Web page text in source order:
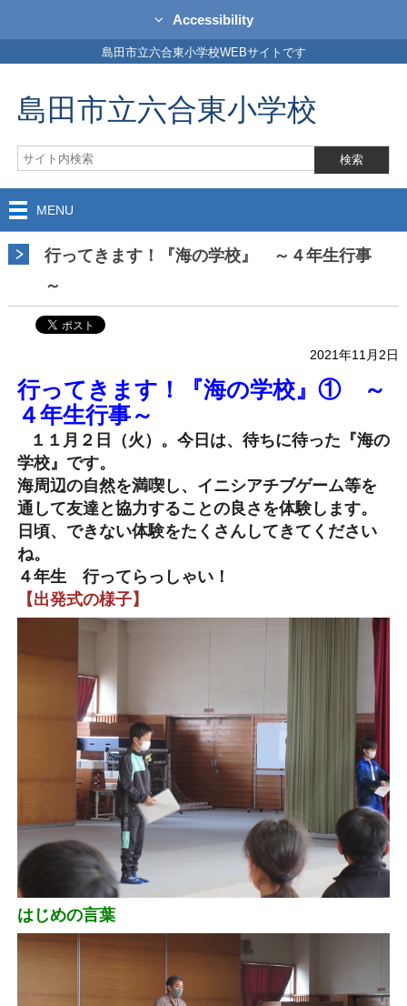
Accessibility
島田市立六合東小学校WEBサイトです
島田市立六合東小学校
MENU
行ってきます！『海の学校』 ～４年生行事
～
2021年11月2日
行ってきます！『海の学校』① ～
４年生行事～
１１月２日（火）。今日は、待ちに待った『海の
学校』です。
海周辺の自然を満喫し、イニシアチブゲーム等を
通して友達と協力することの良さを体験します。
日頃、できない体験をたくさんしてきてください
ね。
４年生 行ってらっしゃい！
【出発式の様子】
はじめの言葉